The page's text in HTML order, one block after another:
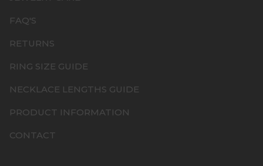
FAQ'S
RETURNS
RING SIZE GUIDE
NECKLACE LENGTHS GUIDE
PRODUCT INFORMATION
CONTACT